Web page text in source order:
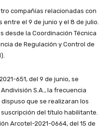
compañías relacionadas con
el 9 de junio y el 8 de julio.
desde la Coordinación Técnica
de Regulación y Control de
651, del 9 de junio, se
S.A., la frecuencia
dispuso que se realizaran los
del título habilitante.
Arcotel-2021-0664, del 15 de